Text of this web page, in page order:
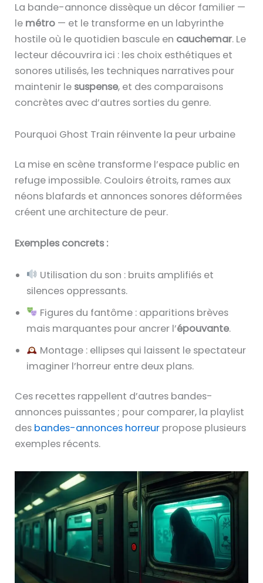
La bande-annonce dissèque un décor familier —
le métro — et le transforme en un labyrinthe
hostile où le quotidien bascule en cauchemar. Le
lecteur découvrira ici : les choix esthétiques et
sonores utilisés, les techniques narratives pour
maintenir le suspense, et des comparaisons
concrètes avec d’autres sorties du genre.
Pourquoi Ghost Train réinvente la peur urbaine
La mise en scène transforme l’espace public en
refuge impossible. Couloirs étroits, rames aux
néons blafards et annonces sonores déformées
créent une architecture de peur.
Exemples concrets :
Utilisation du son : bruits amplifiés et
silences oppressants.
Figures du fantôme : apparitions brèves
mais marquantes pour ancrer l’épouvante.
Montage : ellipses qui laissent le spectateur
imaginer l’horreur entre deux plans.
Ces recettes rappellent d’autres bandes-
annonces puissantes ; pour comparer, la playlist
des bandes-annonces horreur propose plusieurs
exemples récents.